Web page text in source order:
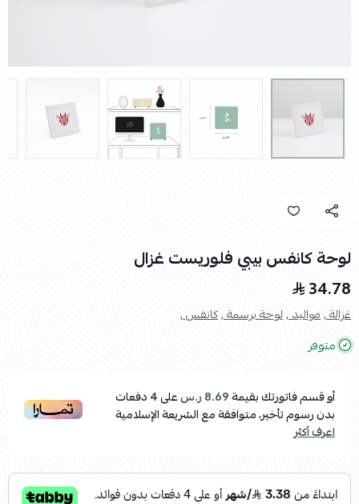
لوحة كانفس بيبي فلوريست غزال
34.78
غزالة ,مواليد ,لوحة برسمة ,كانفس ,
متوفر
أو قسم فاتورتك بقيمة8.69 ر.س على4دفعات
بدون رسوم تأخير، متوافقة مع الشريعة الإسلامية
اعرف أكثر